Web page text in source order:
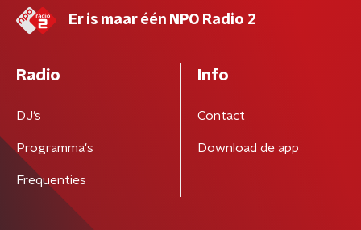
Er is maar één NPO Radio 2
Radio
DJ’s
Programma's
Frequenties
Info
Contact
Download de app